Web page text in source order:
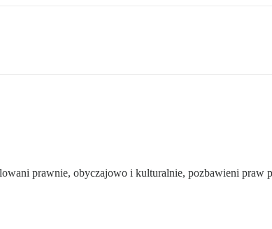
prawnie, obyczajowo i kulturalnie, pozbawieni praw